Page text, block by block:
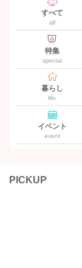
すべて
all
特集
special
暮らし
life
イベント
event
PICKUP